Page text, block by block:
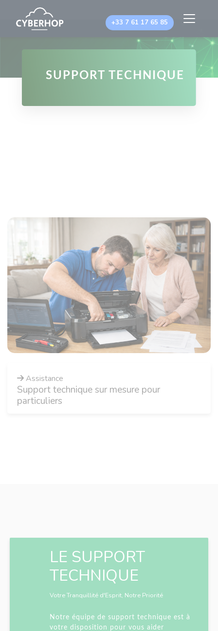
Panneau de gestion des cookies
SUPPORT TECHNIQUE
+33 7 61 17 65 85
Assistance
Support technique sur mesure pour
particuliers
LE SUPPORT
TECHNIQUE
Votre Tranquillité d'Esprit, Notre Priorité
Notre équipe de support technique est à
votre disposition pour vous aider